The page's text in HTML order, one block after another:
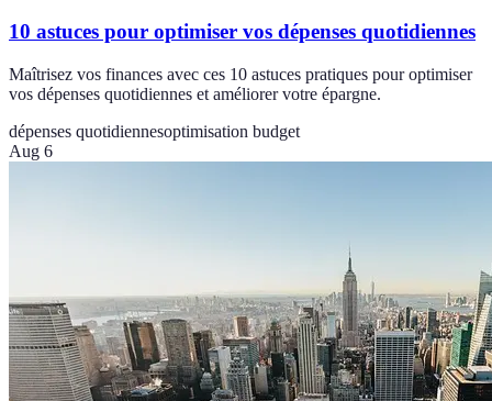
10 astuces pour optimiser vos dépenses quotidiennes
Maîtrisez vos finances avec ces 10 astuces pratiques pour optimiser
vos dépenses quotidiennes et améliorer votre épargne.
dépenses quotidiennesoptimisation budget
Aug 6